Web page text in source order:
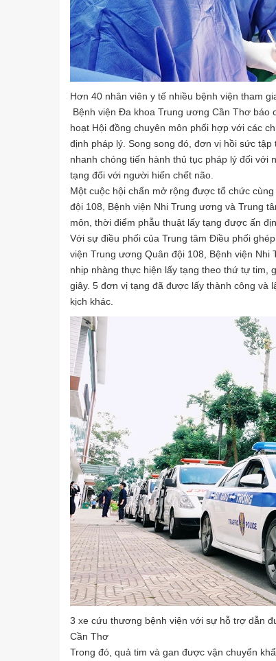
Hơn 40 nhân viên y tế nhiều bệnh viện tham
Bệnh viện Đa khoa Trung ương Cần Thơ báo
hoạt Hội đồng chuyên môn phối hợp với các
định pháp lý. Song song đó, đơn vị hồi sức
nhanh chóng tiến hành thủ tục pháp lý đối với
tạng đối với người hiến chết não.
Một cuộc hội chẩn mở rộng được tổ chức
đội 108, Bệnh viện Nhi Trung ương và Trung
môn, thời điểm phẫu thuật lấy tạng được ấn
Với sự điều phối của Trung tâm Điều phối
viện Trung ương Quân đội 108, Bệnh viện
nhịp nhàng thực hiện lấy tạng theo thứ tự tim,
giây. 5 đơn vị tạng đã được lấy thành công và
kịch khác.
3 xe cứu thương bệnh viện với sự hỗ trợ dẫn
Cần Thơ
Trong đó, quả tim và gan được vận chuyển